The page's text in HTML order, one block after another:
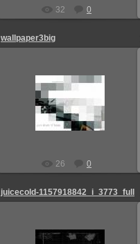
32 0
wallpaper3big
25.08.2009
Admin_Jesp
26 0
juicecold-1157918842_i_3773_full